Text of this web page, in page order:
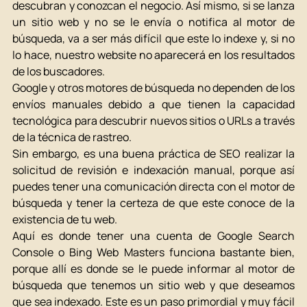
descubran y conozcan el negocio. Así mismo, si se lanza
un sitio web y no se le envía o notifica al motor de
búsqueda, va a ser más difícil que este lo indexe y, si no
lo hace, nuestro website no aparecerá en los resultados
de los buscadores.
Google y otros motores de búsqueda no dependen de los
envíos manuales debido a que tienen la capacidad
tecnológica para descubrir nuevos sitios o URLs a través
de la técnica de rastreo.
Sin embargo, es una buena práctica de SEO realizar la
solicitud de revisión e indexación manual, porque así
puedes tener una comunicación directa con el motor de
búsqueda y tener la certeza de que este conoce de la
existencia de tu web.
Aquí es donde tener una cuenta de Google Search
Console o Bing Web Masters funciona bastante bien,
porque allí es donde se le puede informar al motor de
búsqueda que tenemos un sitio web y que deseamos
que sea indexado. Este es un paso primordial y muy fácil